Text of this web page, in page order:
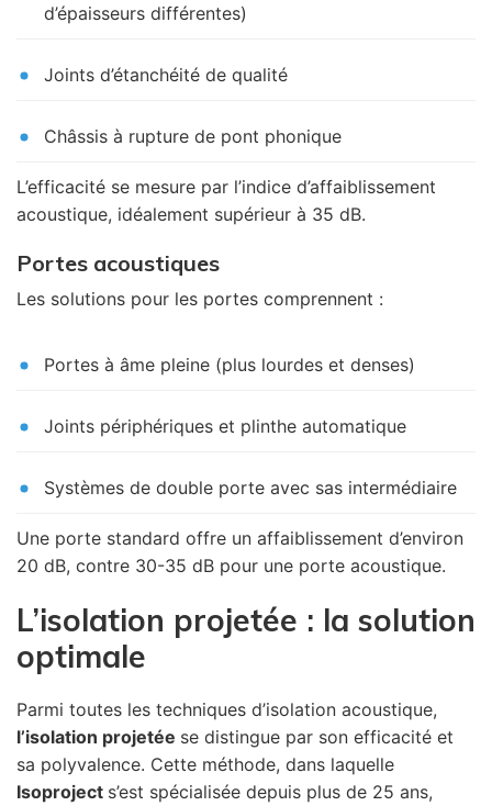
d’épaisseurs différentes)
Joints d’étanchéité de qualité
Châssis à rupture de pont phonique
L’efficacité se mesure par l’indice d’affaiblissement
acoustique, idéalement supérieur à 35 dB.
Portes acoustiques
Les solutions pour les portes comprennent :
Portes à âme pleine (plus lourdes et denses)
Joints périphériques et plinthe automatique
Systèmes de double porte avec sas intermédiaire
Une porte standard offre un affaiblissement d’environ
20 dB, contre 30-35 dB pour une porte acoustique.
L’isolation projetée : la solution
optimale
Parmi toutes les techniques d’isolation acoustique,
l’isolation projetée se distingue par son efficacité et
sa polyvalence. Cette méthode, dans laquelle
Isoproject s’est spécialisée depuis plus de 25 ans,